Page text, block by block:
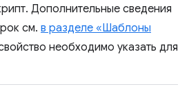
Дополнительные сведения
см. в разделе «Шаблоны
необходимо указать для